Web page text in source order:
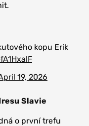
kopu Erik
19, 2026
Slavie
o první trefu